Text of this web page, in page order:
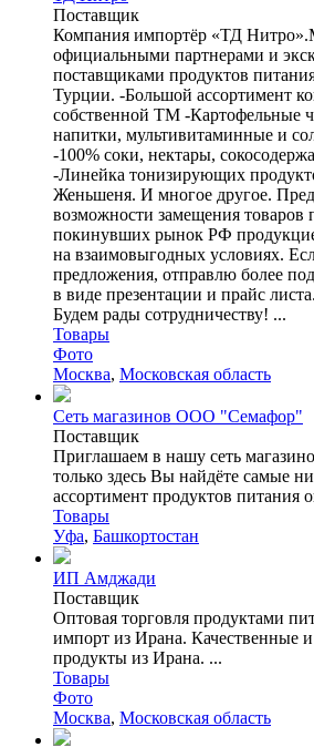
Поставщик
Компания импортёр «ТД
официальными партнерами и
поставщиками продуктов
Турции. -Большой ассортимент
собственной ТМ -Картофельные
напитки, мультивитаминные и
-100% соки, нектары,
-Линейка тонизирующих
Женьшеня. И многое другое.
возможности замещения товаров
покинувших рынок РФ
на взаимовыгодных условиях.
предложения, отправлю более
в виде презентации и прайс
Будем рады сотрудничеству! ...
Товары
Фото
Москва, Московская область
Сеть магазинов ООО "Семафор"
Поставщик
Приглашаем в нашу сеть
только здесь Вы найдёте самые
ассортимент продуктов питания
Товары
Уфа, Башкортостан
ИП Амджади
Поставщик
Оптовая торговля продуктами
импорт из Ирана. Качественные
продукты из Ирана. ...
Товары
Фото
Москва, Московская область